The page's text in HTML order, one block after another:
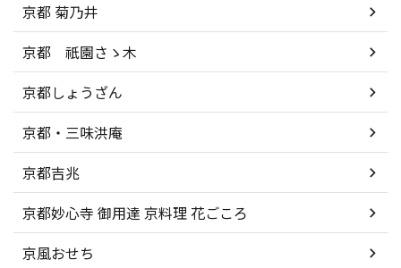
京都 菊乃井
京都 祇園さゝ木
京都しょうざん
京都・三味洪庵
京都吉兆
京都妙心寺 御用達 京料理 花ごころ
京風おせち